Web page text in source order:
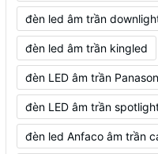
đèn led âm trần
đèn led âm trần kingled
đèn LED âm trần
đèn LED âm trần
đèn led Anfaco âm trần